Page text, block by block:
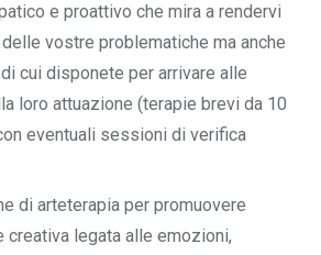
e proattivo che mira a rendervi
vostre problematiche ma anche
cui disponete per arrivare alle
loro attuazione (terapie brevi da 10
eventuali sessioni di verifica
di arteterapia per promuovere
creativa legata alle emozioni,